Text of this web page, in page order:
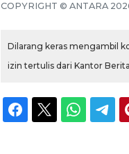
COPYRIGHT © ANTARA
Dilarang keras mengambil
izin tertulis dari Kantor